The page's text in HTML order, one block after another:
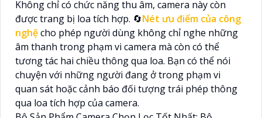
Không chỉ có chức năng thu âm, camera này còn
được trang bị loa tích hợp. 🔄Nét ưu điểm của công
nghệcho phép người dùng không chỉ nghe những
âm thanh trong phạm vi camera mà còn có thể
tương tác hai chiều thông qua loa. Bạn có thể nói
chuyện với những người đang ở trong phạm vi
quan sát hoặc cảnh báo đối tượng trái phép thông
qua loa tích hợp của camera.